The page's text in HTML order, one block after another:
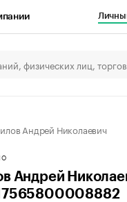
Андрей Николаевич
Андрей